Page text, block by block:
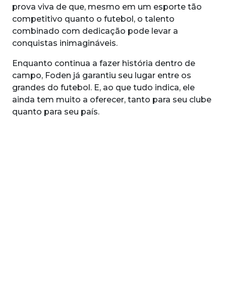
prova viva de que, mesmo em um esporte tão
competitivo quanto o futebol, o talento
combinado com dedicação pode levar a
conquistas inimagináveis.
Enquanto continua a fazer história dentro de
campo, Foden já garantiu seu lugar entre os
grandes do futebol. E, ao que tudo indica, ele
ainda tem muito a oferecer, tanto para seu clube
quanto para seu país.